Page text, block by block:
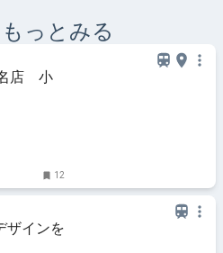
っとみる
名店 小
12
ザインを